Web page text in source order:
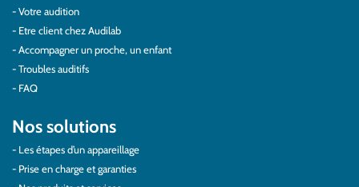
Votre audition
Etre client chez Audilab
Accompagner un proche, un enfant
Troubles auditifs
FAQ
Nos solutions
Les étapes d’un appareillage
Prise en charge et garanties